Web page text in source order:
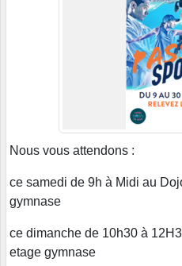
Nous vous attendons :
ce samedi de 9h à Midi au
gymnase
ce dimanche de 10h30 à
etage gymnase